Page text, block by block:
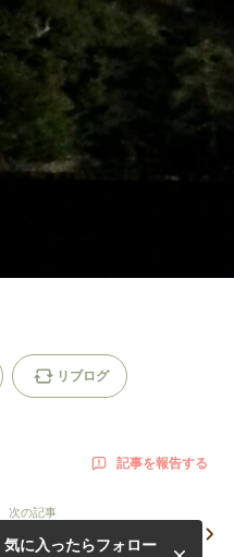
リブログ
記事を報告する
次の記事
今日は一日研修と会議です。
気に入ったらフォロー